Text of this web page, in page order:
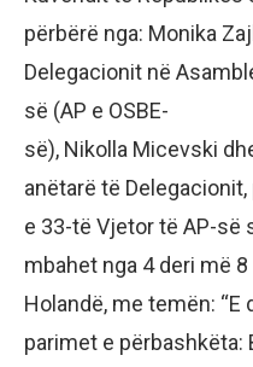
përbërë nga: Monika
Delegacionit në
së (AP e OSBE-
së), Nikolla Micevski
anëtarë të
e 33-të Vjetor të AP-së
mbahet nga 4 deri më
Holandë, me temën:
parimet e përbashkëta: